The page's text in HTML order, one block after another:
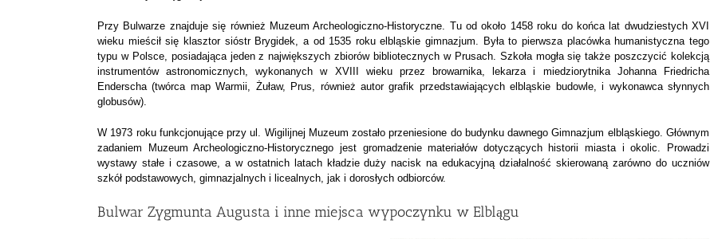
Przy Bulwarze znajduje się również Muzeum Archeologiczno-Historyczne. Tu od około 1458 roku do końca lat dwudziestych XVI
wieku mieścił się klasztor sióstr Brygidek, a od 1535 roku elbląskie gimnazjum. Była to pierwsza placówka humanistyczna tego
typu w Polsce, posiadająca jeden z największych zbiorów bibliotecznych w Prusach. Szkoła mogła się także poszczycić kolekcją
instrumentów astronomicznych, wykonanych w XVIII wieku przez browarnika, lekarza i miedziorytnika Johanna Friedricha
Enderscha (twórca map Warmii, Żuław, Prus, również autor grafik przedstawiających elbląskie budowle, i wykonawca słynnych
globusów).
W 1973 roku funkcjonujące przy ul. Wigilijnej Muzeum zostało przeniesione do budynku dawnego Gimnazjum elbląskiego. Głównym
zadaniem Muzeum Archeologiczno-Historycznego jest gromadzenie materiałów dotyczących historii miasta i okolic. Prowadzi
wystawy stałe i czasowe, a w ostatnich latach kładzie duży nacisk na edukacyjną działalność skierowaną zarówno do uczniów
szkół podstawowych, gimnazjalnych i licealnych, jak i dorosłych odbiorców.
Bulwar Zygmunta Augusta i inne miejsca wypoczynku w Elblągu